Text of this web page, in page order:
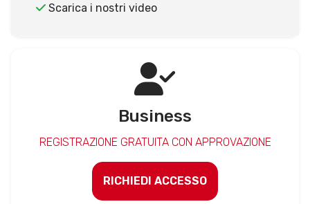
Scarica i nostri video
Business
REGISTRAZIONE GRATUITA CON APPROVAZIONE
RICHIEDI ACCESSO